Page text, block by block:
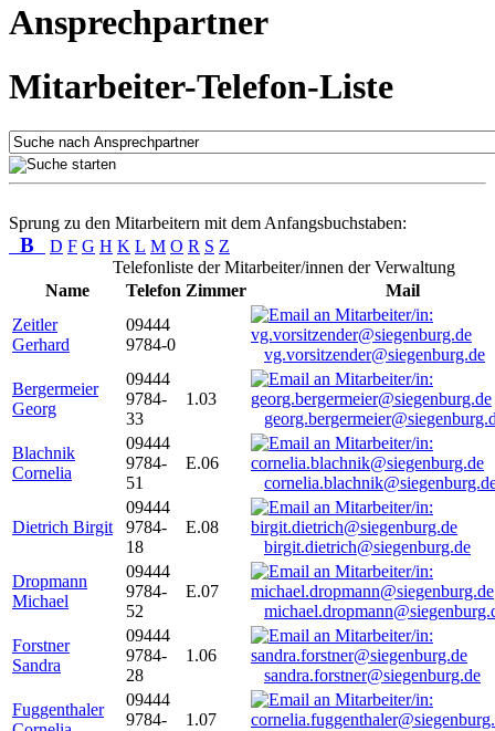
Ansprechpartner
Mitarbeiter-Telefon-Liste
Sprung zu den Mitarbeitern mit dem Anfangsbuchstaben:
B D F G H K L M O R S Z
Telefonliste der Mitarbeiter/innen der Verwaltung
Name
Telefon Zimmer
Mail
Zeitler
Gerhard
09444
9784-0
vg.vorsitzender@siegenburg.de
Bergermeier
Georg
09444
9784-
33
1.03
Blachnik
Cornelia
09444
9784-
51
E.06
Dietrich Birgit
09444
9784-
18
E.08
birgit.dietrich@siegenburg.de
Dropmann
Michael
09444
9784-
52
E.07
Forstner
Sandra
09444
9784-
28
1.06
sandra.forstner@siegenburg.de
Fuggenthaler
09444
9784-
1.07